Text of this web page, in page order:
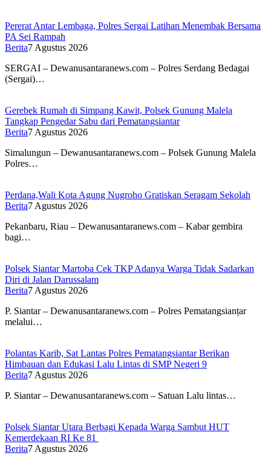
Pererat Antar Lembaga, Polres Sergai Latihan Menembak Bersama
PA Sei Rampah
Berita7 Agustus 2026
SERGAI – Dewanusantaranews.com – Polres Serdang Bedagai
(Sergai)…
Gerebek Rumah di Simpang Kawit, Polsek Gunung Malela
Tangkap Pengedar Sabu dari Pematangsiantar
Berita7 Agustus 2026
Simalungun – Dewanusantaranews.com – Polsek Gunung Malela
Polres…
Perdana,Wali Kota Agung Nugroho Gratiskan Seragam Sekolah
Berita7 Agustus 2026
Pekanbaru, Riau – Dewanusantaranews.com – Kabar gembira
bagi…
Polsek Siantar Martoba Cek TKP Adanya Warga Tidak Sadarkan
Diri di Jalan Darussalam
Berita7 Agustus 2026
P. Siantar – Dewanusantaranews.com – Polres Pematangsianțar
melalui…
Polantas Karib, Sat Lantas Polres Pematangsiantar Berikan
Himbauan dan Edukasi Lalu Lintas di SMP Negeri 9
Berita7 Agustus 2026
P. Siantar – Dewanusantaranews.com – Satuan Lalu lintas…
Polsek Siantar Utara Berbagi Kepada Warga Sambut HUT
Kemerdekaan RI Ke 81
Berita7 Agustus 2026